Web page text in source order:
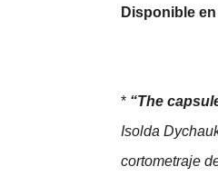
Disponible
* “The
Isolda
cortometraje